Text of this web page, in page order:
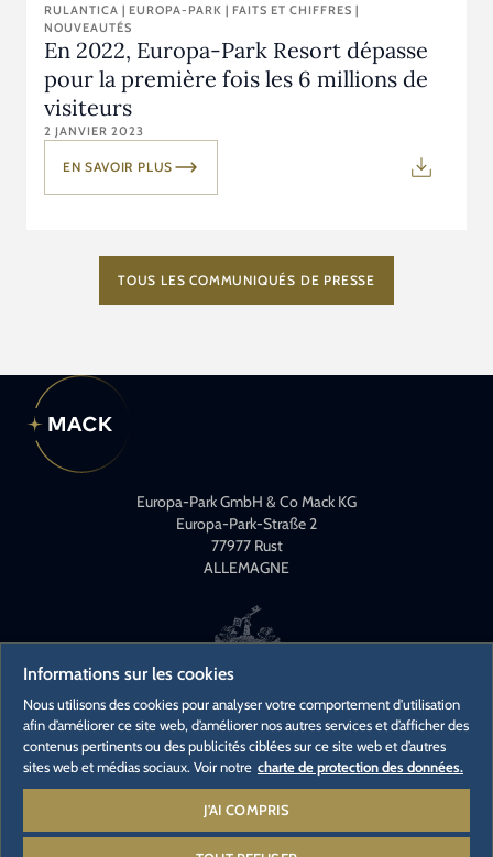
RULANTICA | EUROPA-PARK | FAITS ET CHIFFRES |
NOUVEAUTÉS
En 2022, Europa-Park Resort dépasse
pour la première fois les 6 millions de
visiteurs
2 JANVIER 2023
EN SAVOIR PLUS
TOUS LES COMMUNIQUÉS DE PRESSE
Europa-Park GmbH & Co Mack KG
Europa-Park-Straße 2
77977 Rust
ALLEMAGNE
CONTACT
CONTACTS PRESSE
Informations sur les cookies
Nous utilisons des cookies pour analyser votre comportement d'utilisation
afin d’améliorer ce site web, d’améliorer nos autres services et d’afficher des
contenus pertinents ou des publicités ciblées sur ce site web et d’autres
sites web et médias sociaux. Voir notre charte de protection des données.
J'AI COMPRIS